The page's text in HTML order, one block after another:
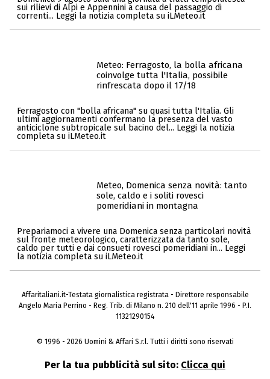
sui rilievi di Alpi e Appennini a causa del passaggio di
correnti... Leggi la notizia completa su iLMeteo.it
Meteo: Ferragosto, la bolla africana
coinvolge tutta l'Italia, possibile
rinfrescata dopo il 17/18
Ferragosto con "bolla africana" su quasi tutta l'Italia. Gli
ultimi aggiornamenti confermano la presenza del vasto
anticiclone subtropicale sul bacino del... Leggi la notizia
completa su iLMeteo.it
Meteo, Domenica senza novità: tanto
sole, caldo e i soliti rovesci
pomeridiani in montagna
Prepariamoci a vivere una Domenica senza particolari novità
sul fronte meteorologico, caratterizzata da tanto sole,
caldo per tutti e dai consueti rovesci pomeridiani in... Leggi
la notizia completa su iLMeteo.it
Affaritaliani.it-Testata giornalistica registrata - Direttore responsabile
Angelo Maria Perrino - Reg. Trib. di Milano n. 210 dell'11 aprile 1996 - P.I.
11321290154
© 1996 - 2026 Uomini & Affari S.r.l. Tutti i diritti sono riservati
Per la tua pubblicità sul sito: Clicca qui